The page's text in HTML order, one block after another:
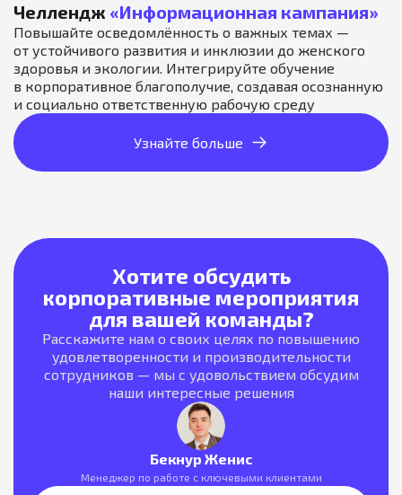
Челлендж «Информационная кампания»
Повышайте осведомлённость о важных темах —
от устойчивого развития и инклюзии до женского
здоровья и экологии. Интегрируйте обучение
в корпоративное благополучие, создавая осознанную
и социально ответственную рабочую среду
Узнайте больше
Хотите обсудить
корпоративные мероприятия
для вашей команды?
Расскажите нам о своих целях по повышению
удовлетворенности и производительности
сотрудников — мы с удовольствием обсудим
наши интересные решения
Бекнур Женис
Менеджер по работе с ключевыми клиентами